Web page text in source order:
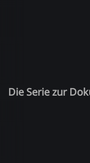
Die Serie zur